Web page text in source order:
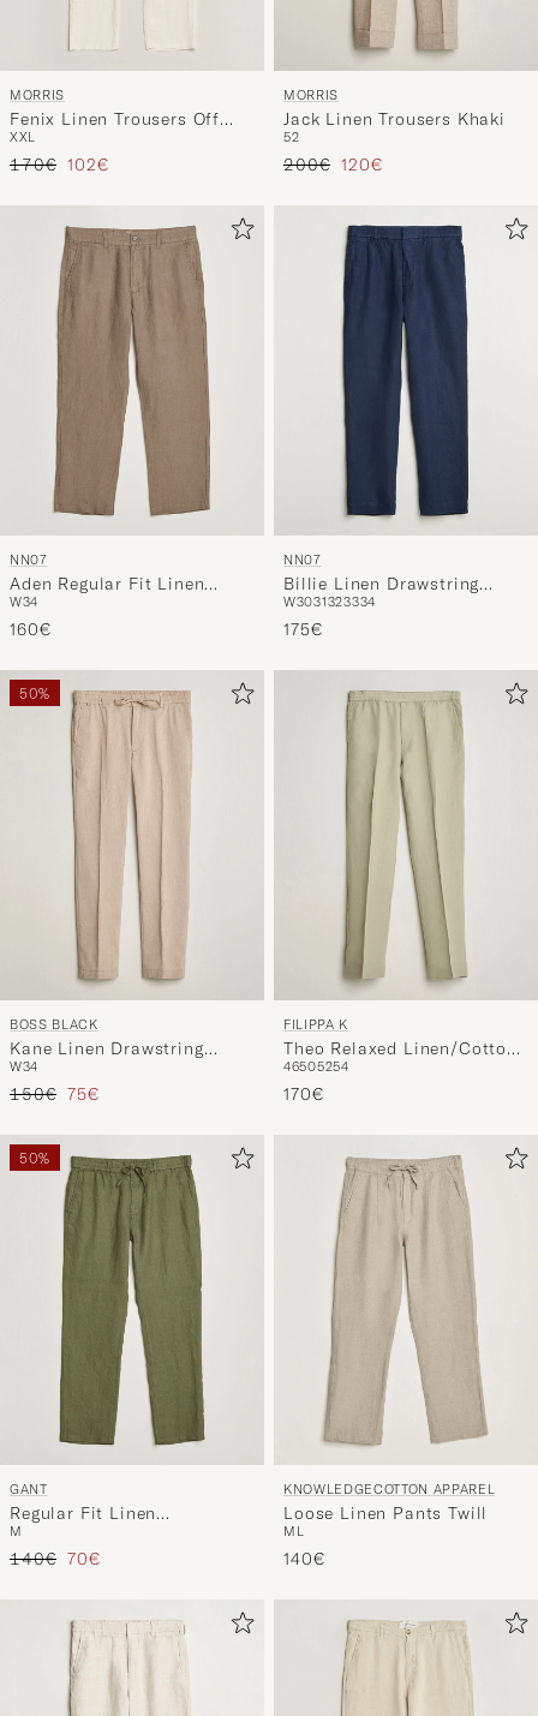
MORRIS
Fenix Linen Trousers Off
White
XXL
Regulärer Preis
170€ Reduzierter Preis
102€
MORRIS
Jack Linen Trousers Khaki
52
Regulärer Preis
200€ Reduzierter Preis
120€
NN07
Aden Regular Fit Linen
Trousers Clay Mirage
W34
160€
NN07
Billie Linen Drawstring
Trousers Navy Blue
W3031323334
175€
50%
BOSS BLACK
Kane Linen Drawstring
Trousers Open Beige
W34
Regulärer Preis
150€ Reduzierter Preis
75€
FILIPPA K
Theo Relaxed Linen/Cotton
Drawstring Trousers Light
Green
46505254
170€
50%
GANT
Regular Fit Linen
Drawstring Pants Dry Herb
Green
M
Regulärer Preis
140€ Reduzierter Preis
70€
KNOWLEDGECOTTON APPAREL
Loose Linen Pants Twill
M L
140€